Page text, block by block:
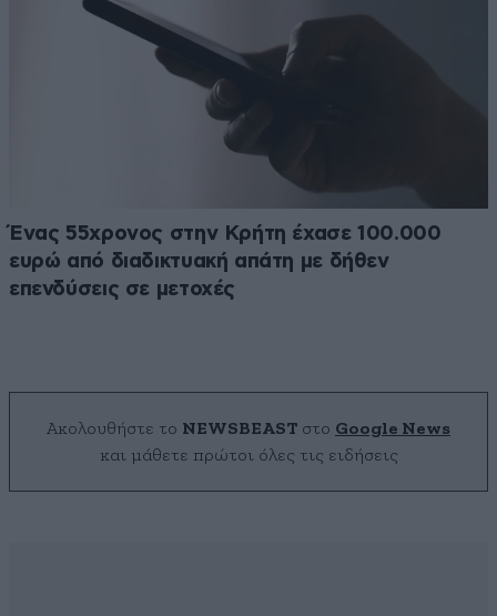
Ένας 55χρονος στην Κρήτη έχασε 100.000
ευρώ από διαδικτυακή απάτη με δήθεν
επενδύσεις σε μετοχές
Ακολουθήστε το NEWSBEAST στο Google News
και μάθετε πρώτοι όλες τις ειδήσεις